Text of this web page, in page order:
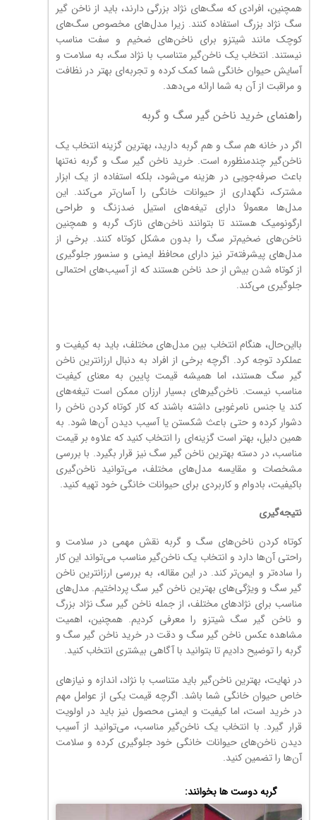
همچنین، افرادی که سگ‌های نژاد بزرگی دارند، باید از ناخن گیر
سگ نژاد بزرگ استفاده کنند. زیرا مدل‌های مخصوص سگ‌های
کوچک مانند شیتزو برای ناخن‌های ضخیم و سفت مناسب
نیستند. انتخاب یک ناخن‌گیر متناسب با نژاد سگ، به سلامت و
آسایش حیوان خانگی شما کمک کرده و تجربه‌ای بهتر در نظافت
و مراقبت از آن به شما ارائه می‌دهد.
راهنمای خرید ناخن گیر سگ و گربه
اگر در خانه هم سگ و هم گربه دارید، بهترین گزینه انتخاب یک
ناخن‌گیر چندمنظوره است. خرید ناخن گیر سگ و گربه نه‌تنها
باعث صرفه‌جویی در هزینه می‌شود، بلکه استفاده از یک ابزار
مشترک، نگهداری از حیوانات خانگی را آسان‌تر می‌کند. این
مدل‌ها معمولاً دارای تیغه‌های استیل ضدزنگ و طراحی
ارگونومیک هستند تا بتوانند ناخن‌های نازک گربه و همچنین
ناخن‌های ضخیم‌تر سگ را بدون مشکل کوتاه کنند. برخی از
مدل‌های پیشرفته‌تر نیز دارای محافظ ایمنی و سنسور جلوگیری
از کوتاه شدن بیش از حد ناخن هستند که از آسیب‌های احتمالی
جلوگیری می‌کند.
بااین‌حال، هنگام انتخاب بین مدل‌های مختلف، باید به کیفیت و
عملکرد توجه کرد. اگرچه برخی از افراد به دنبال ارزانترین ناخن
گیر سگ هستند، اما همیشه قیمت پایین به معنای کیفیت
مناسب نیست. ناخن‌گیرهای بسیار ارزان ممکن است تیغه‌های
کند یا جنس نامرغوبی داشته باشند که کار کوتاه کردن ناخن را
دشوار کرده و حتی باعث شکستن یا آسیب دیدن آن‌ها شود. به
همین دلیل، بهتر است گزینه‌ای را انتخاب کنید که علاوه بر قیمت
مناسب، در دسته بهترین ناخن گیر سگ نیز قرار بگیرد. با بررسی
مشخصات و مقایسه مدل‌های مختلف، می‌توانید ناخن‌گیری
باکیفیت، بادوام و کاربردی برای حیوانات خانگی خود تهیه کنید.
نتیجه‌گیری
کوتاه کردن ناخن‌های سگ و گربه نقش مهمی در سلامت و
راحتی آن‌ها دارد و انتخاب یک ناخن‌گیر مناسب می‌تواند این کار
را ساده‌تر و ایمن‌تر کند. در این مقاله، به بررسی ارزانترین ناخن
گیر سگ و ویژگی‌های بهترین ناخن گیر سگ پرداختیم. مدل‌های
مناسب برای نژادهای مختلف، از جمله ناخن گیر سگ نژاد بزرگ
و ناخن گیر سگ شیتزو را معرفی کردیم. همچنین، اهمیت
مشاهده عکس ناخن گیر سگ و دقت در خرید ناخن گیر سگ و
گربه را توضیح دادیم تا بتوانید با آگاهی بیشتری انتخاب کنید.
در نهایت، بهترین ناخن‌گیر باید متناسب با نژاد، اندازه و نیازهای
خاص حیوان خانگی شما باشد. اگرچه قیمت یکی از عوامل مهم
در خرید است، اما کیفیت و ایمنی محصول نیز باید در اولویت
قرار گیرد. با انتخاب یک ناخن‌گیر مناسب، می‌توانید از آسیب
دیدن ناخن‌های حیوانات خانگی خود جلوگیری کرده و سلامت
آن‌ها را تضمین کنید.
گربه دوست ها بخوانند: